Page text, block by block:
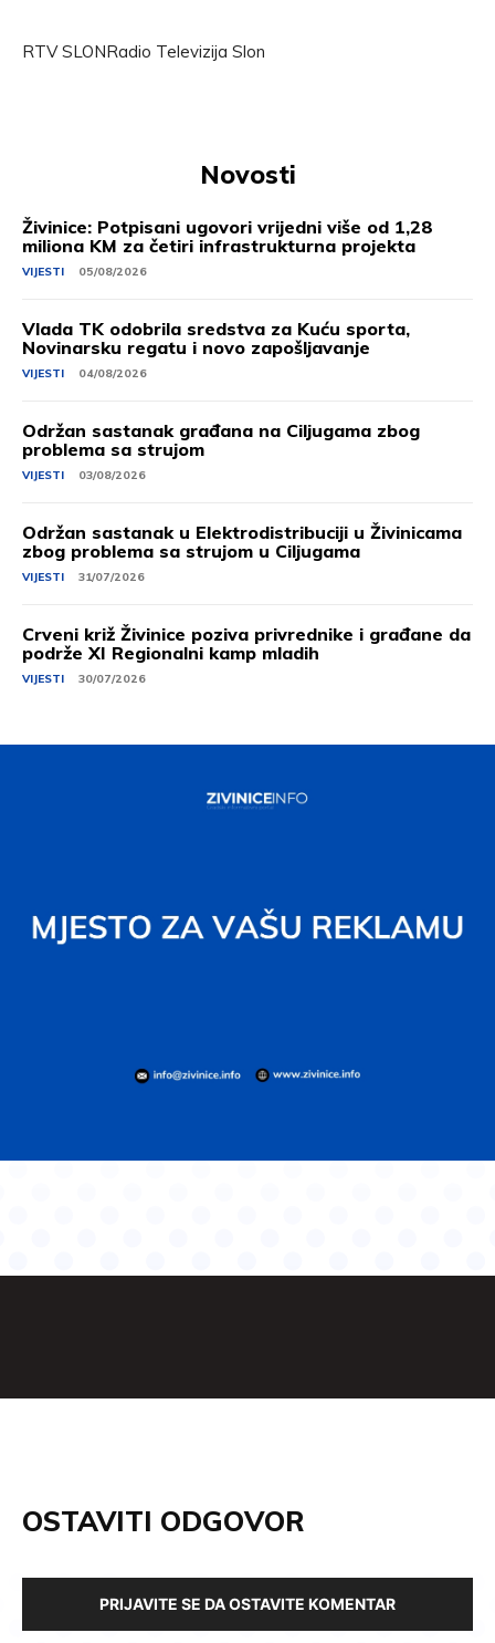
RTV SLONRadio Televizija Slon
Novosti
Živinice: Potpisani ugovori vrijedni više od 1,28
miliona KM za četiri infrastrukturna projekta
VIJESTI 05/08/2026
Vlada TK odobrila sredstva za Kuću sporta,
Novinarsku regatu i novo zapošljavanje
VIJESTI 04/08/2026
Održan sastanak građana na Ciljugama zbog
problema sa strujom
VIJESTI 03/08/2026
Održan sastanak u Elektrodistribuciji u Živinicama
zbog problema sa strujom u Ciljugama
VIJESTI 31/07/2026
Crveni križ Živinice poziva privrednike i građane da
podrže XI Regionalni kamp mladih
VIJESTI 30/07/2026
OSTAVITI ODGOVOR
PRIJAVITE SE DA OSTAVITE KOMENTAR